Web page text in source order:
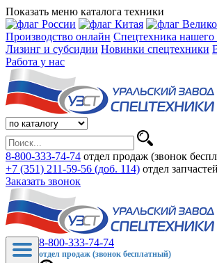
Показать меню каталога техники
Производство онлайн Спецтехника нашего
Лизинг и субсидии Новинки спецтехники
Работа у нас
8-800-333-74-74 отдел продаж (звонок
+7 (351) 211-59-56 (доб. 114) отдел запчастей
Заказать звонок
8-800-333-74-74
отдел продаж (звонок бесплатный)